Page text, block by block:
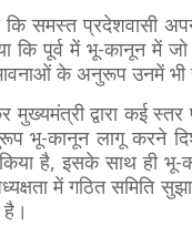
कि समस्त प्रदेशवासी
कि पूर्व में भू-कानून में
के अनुरूप उनमें भी
द्वारा कई
भू-कानून लागू करने
है, इसके साथ ही
में गठित